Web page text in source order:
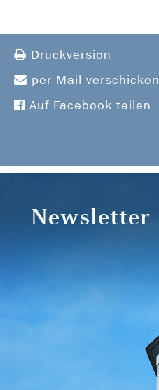
Druckversion
per Mail verschicken
Auf Facebook teilen
Newsletter